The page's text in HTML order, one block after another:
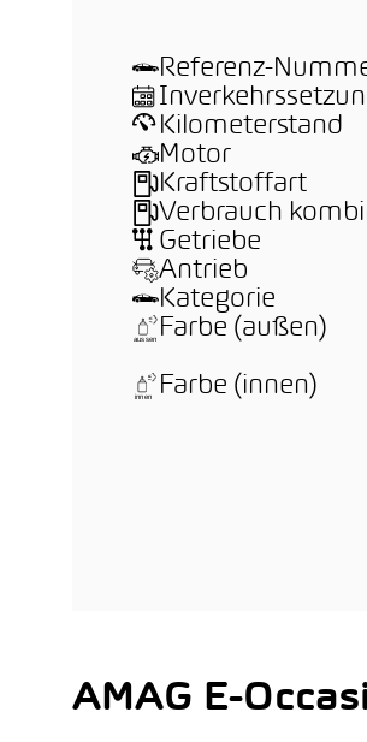
Referenz-
Kilometerstand
Motor
Kraftstoffart
Verbrauch
Getriebe
Antrieb
Kategorie
Farbe (außen)
Farbe (innen)
AMAG E-